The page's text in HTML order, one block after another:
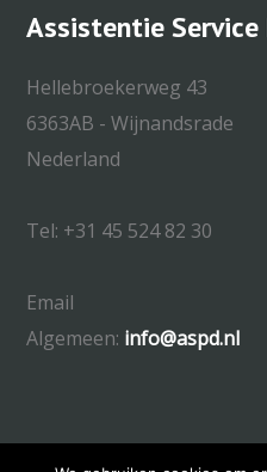
Assistentie Service
Hellebroekerweg 43
6363AB - Wijnandsrade
Nederland
Tel: +31 45 524 82 30
Email
Algemeen: info@aspd.nl